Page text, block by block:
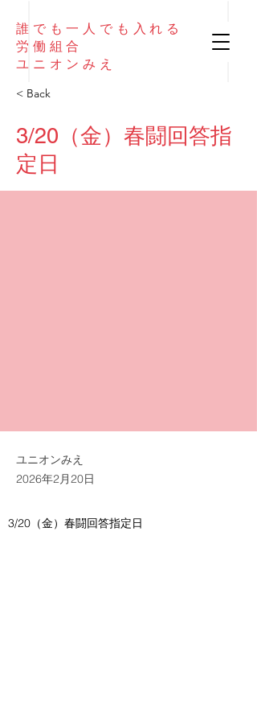
誰でも一人でも 入れる
​労働組合
​ユニオンみえ
< Back
3/20（金）春闘回答指
定日
ユニオンみえ
2026年2月20日
3/20（金）春闘回答指定日